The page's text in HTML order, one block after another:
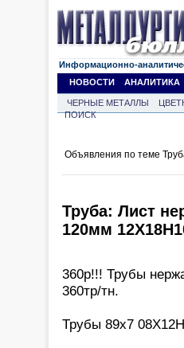
Информационно-
НОВОСТИ
АНАЛИТИКА
ЧЕРНЫЕ МЕТАЛЛЫ
ПОИСК
Объявления по теме
Труба: Лист
120мм
360р!!! Трубы
360тр/тн.
Трубы 89х7